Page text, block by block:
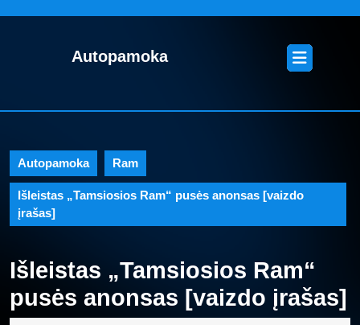
Autopamoka
Open
Button
Autopamoka Ram
Išleistas „Tamsiosios Ram“ pusės anonsas [vaizdo
įrašas]
Išleistas „Tamsiosios Ram“
pusės anonsas [vaizdo įrašas]